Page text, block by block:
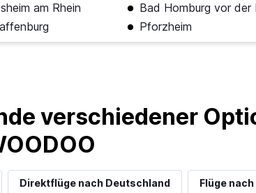
am Rhein Bad Homburg vor der
Pforzheim
verschiedener
Direktflüge nach Deutschland Flüge